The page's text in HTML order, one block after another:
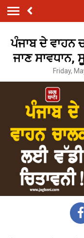
ਪੰਜਾਬ ਦੇ ਵਾਹਨ
ਜਾਣ ਸਾਵਧਾਨ,
Friday,